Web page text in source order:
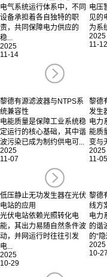
电气系统运行体系中，不同
设备承担着各自独特的职
责，共同保障电力供应的
稳...
2025
11-14
电压
见的
为系
2025
11-12
黎德有源滤波器与NTPS系
统兼容性
电能质量是保障工业系统稳
定运行的核心基础，其中谐
波污染已成为制约供电可...
2025
11-07
黎德
发生
电力
能质
变与
2025
11-05
低压静止无功发生器在光伏
电站的应用
光伏电站依赖光照转化电
能，其出力易随自然条件波
动，并网运行时往往引发
电...
2025
10-29
黎德
线方
电力
的谐
的“
2025
10-27